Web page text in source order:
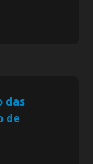
das
de